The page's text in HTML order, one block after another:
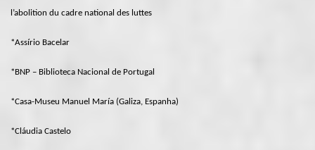
l’abolition du cadre national des luttes
*Assírio Bacelar
*BNP – Biblioteca Nacional de Portugal
*Casa-Museu Manuel María (Galiza, Espanha)
*Cláudia Castelo